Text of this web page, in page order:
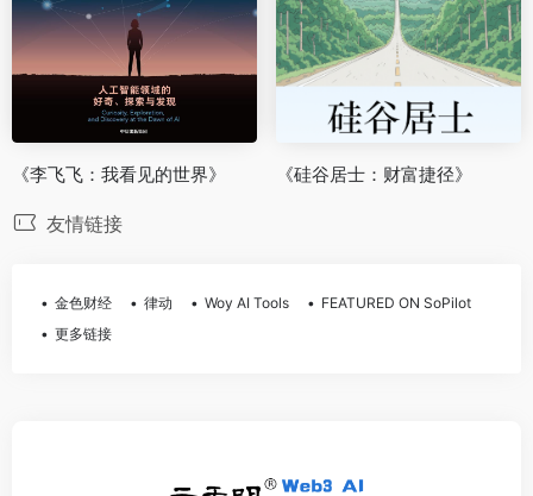
《李飞飞：我看见的世界》 《硅谷居士：财富捷径》
友情链接
金色财经 律动 Woy AI Tools
FEATURED ON SoPilot
更多链接